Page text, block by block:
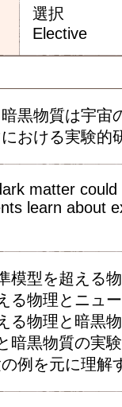
選択
Elective
黒物質は宇宙
おける実験的
matter
learn about
模型を超える
る物理とニュ
る物理と暗黒
暗黒物質の実
例を元に理解